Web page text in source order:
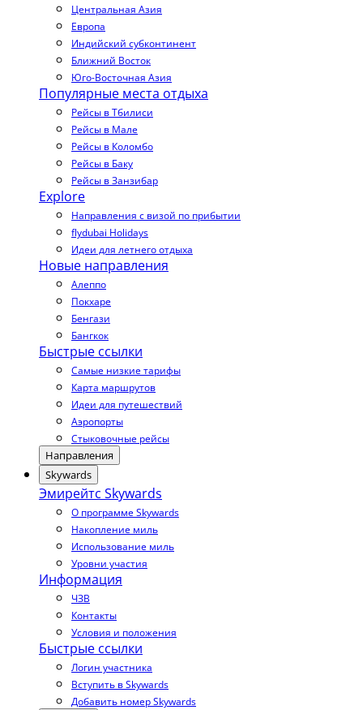
Центральная Азия
Европа
Индийский субконтинент
Ближний Восток
Юго-Восточная Азия
Популярные места отдыха
Рейсы в Тбилиси
Рейсы в Мале
Рейсы в Коломбо
Рейсы в Баку
Рейсы в Занзибар
Explore
Направления с визой по прибытии
flydubai Holidays
Идеи для летнего отдыха
Новые направления
Алеппо
Покхаре
Бенгази
Бангкок
Быстрые ссылки
Самые низкие тарифы
Карта маршрутов
Идеи для путешествий
Аэропорты
Стыковочные рейсы
Направления
Skywards
Эмирейтс Skywards
О программе Skywards
Накопление миль
Использование миль
Уровни участия
Информация
ЧЗВ
Контакты
Условия и положения
Быстрые ссылки
Логин участника
Вступить в Skywards
Добавить номер Skywards